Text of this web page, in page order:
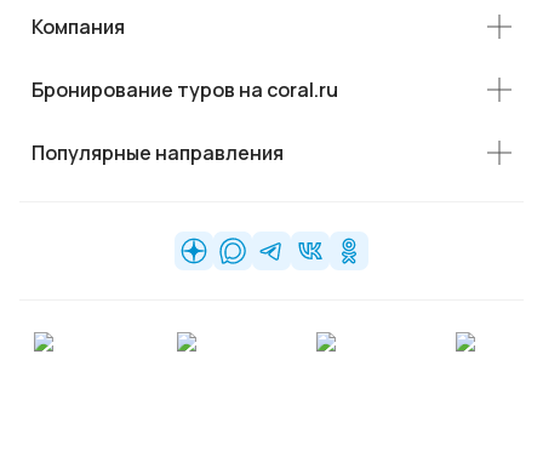
Компания
Бронирование туров на coral.ru
Популярные направления